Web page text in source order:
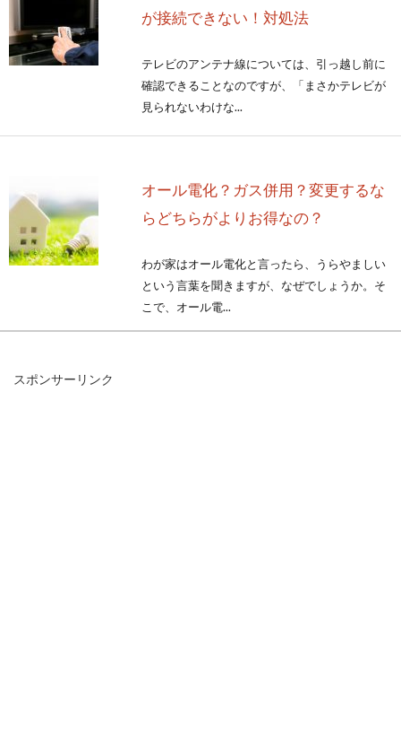
が接続できない！対処法
テレビのアンテナ線については、引っ越し前に
確認できることなのですが、「まさかテレビが
見られないわけな...
オール電化？ガス併用？変更するな
らどちらがよりお得なの？
わが家はオール電化と言ったら、うらやましい
という言葉を聞きますが、なぜでしょうか。そ
こで、オール電...
スポンサーリンク